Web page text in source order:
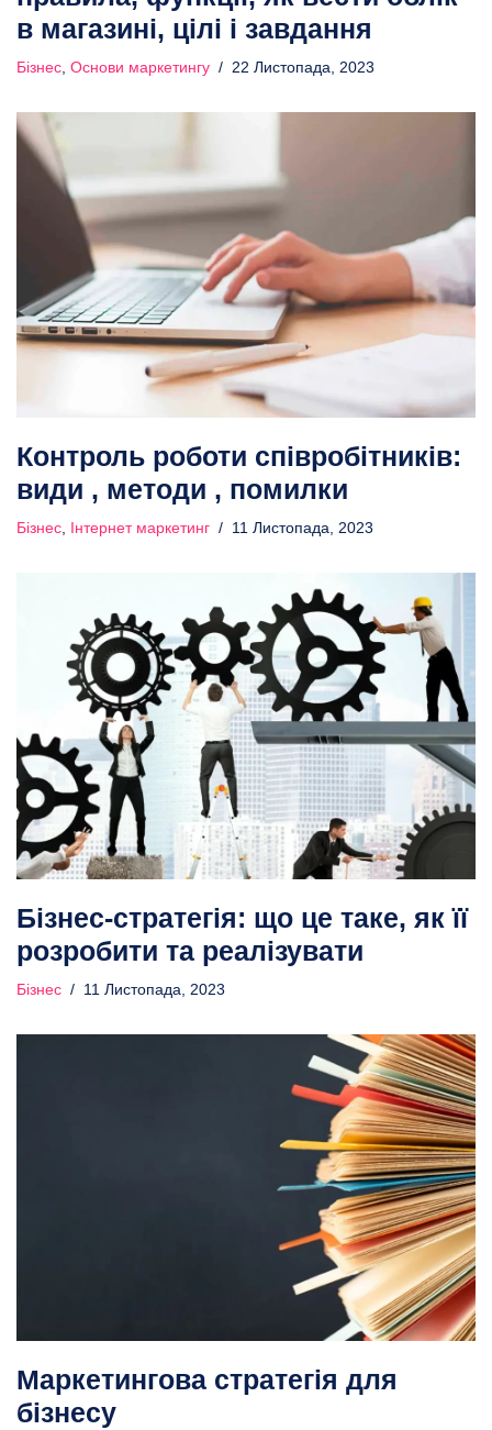
в магазині, цілі і завдання
Бізнес Основи маркетингу 22 Листопада, 2023
Контроль роботи співробітників:
види , методи , помилки
Бізнес, Інтернет маркетинг 11 Листопада, 2023
Бізнес-стратегія: що це таке, як її
розробити та реалізувати
Бізнес 11 Листопада, 2023
Маркетингова стратегія для
бізнесу